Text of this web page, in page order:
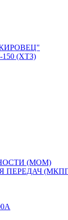
150 (ХТЗ)
(МОМ)
ПЕРЕДАЧ